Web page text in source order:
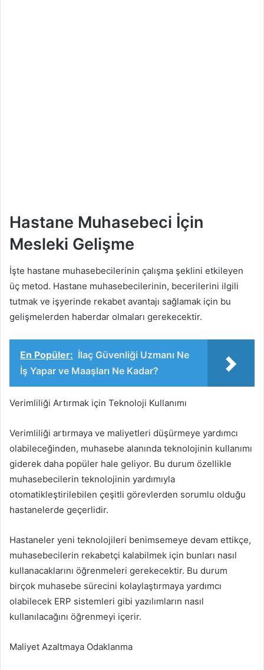
Hastane Muhasebeci İçin
Mesleki Gelişme
İşte hastane muhasebecilerinin çalışma şeklini etkileyen
üç metod. Hastane muhasebecilerinin, becerilerini ilgili
tutmak ve işyerinde rekabet avantajı sağlamak için bu
gelişmelerden haberdar olmaları gerekecektir.
En Popüler: İlaç Güvenliği Uzmanı Ne
İş Yapar ve Maaşları Ne Kadar?
Verimliliği Artırmak için Teknoloji Kullanımı
Verimliliği artırmaya ve maliyetleri düşürmeye yardımcı
olabileceğinden, muhasebe alanında teknolojinin kullanımı
giderek daha popüler hale geliyor. Bu durum özellikle
muhasebecilerin teknolojinin yardımıyla
otomatikleştirilebilen çeşitli görevlerden sorumlu olduğu
hastanelerde geçerlidir.
Hastaneler yeni teknolojileri benimsemeye devam ettikçe,
muhasebecilerin rekabetçi kalabilmek için bunları nasıl
kullanacaklarını öğrenmeleri gerekecektir. Bu durum
birçok muhasebe sürecini kolaylaştırmaya yardımcı
olabilecek ERP sistemleri gibi yazılımların nasıl
kullanılacağını öğrenmeyi içerir.
Maliyet Azaltmaya Odaklanma